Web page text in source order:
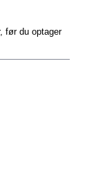
før du optager